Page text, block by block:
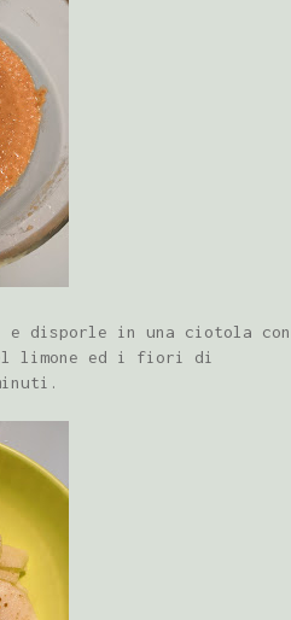
disporle in una ciotola con
limone ed i fiori di